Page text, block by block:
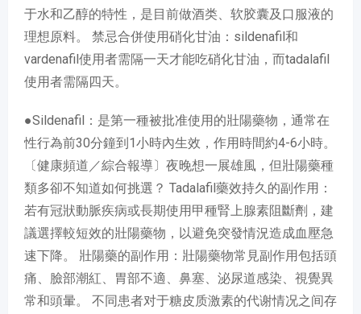
于水和乙醇的特性，是目前做酒类、软胶囊及口服液的
理想原料。 禁忌合併使用硝化甘油：sildenafil和
vardenafil使用者需隔一天才能吃硝化甘油，而tadalafil
使用者需隔四天。
●Sildenafil：是第一種被批准使用的壯陽藥物，通常在
性行為前30分鐘到1小時內生效，作用時間約4-6小時。
〔健康頻道／綜合報導〕夜晚想一展雄風，但壯陽藥種
類多卻不知道如何挑選？ Tadalafil藥效持久的副作用：
若有冠狀動脈疾病或長期使用甲種腎上腺素阻斷劑，建
議選擇較短效的壯陽藥物，以避免突發情況造成血壓急
速下降。 壯陽藥的副作用：壯陽藥物常見副作用包括頭
痛、臉部潮紅、胃部不適、鼻塞、泌尿道感染、視覺異
常和頭暈。 不同患者对于糖皮质激素的代谢情况之间存